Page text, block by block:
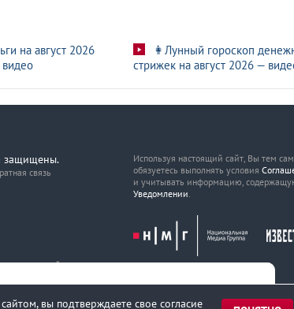
на август 2026
видео
👩Лунный гороскоп
стрижек на август 2026 —
защищены.
связь
Используя настоящий сайт, Вы тем
обязуетесь выполнять условия
и учитывать информацию,
Уведомлении
технологий
2017 года.
вы подтверждаете свое согласие